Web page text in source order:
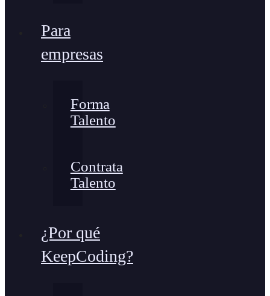
Para
empresas
Forma
Talento
Contrata
Talento
¿Por qué
KeepCoding?